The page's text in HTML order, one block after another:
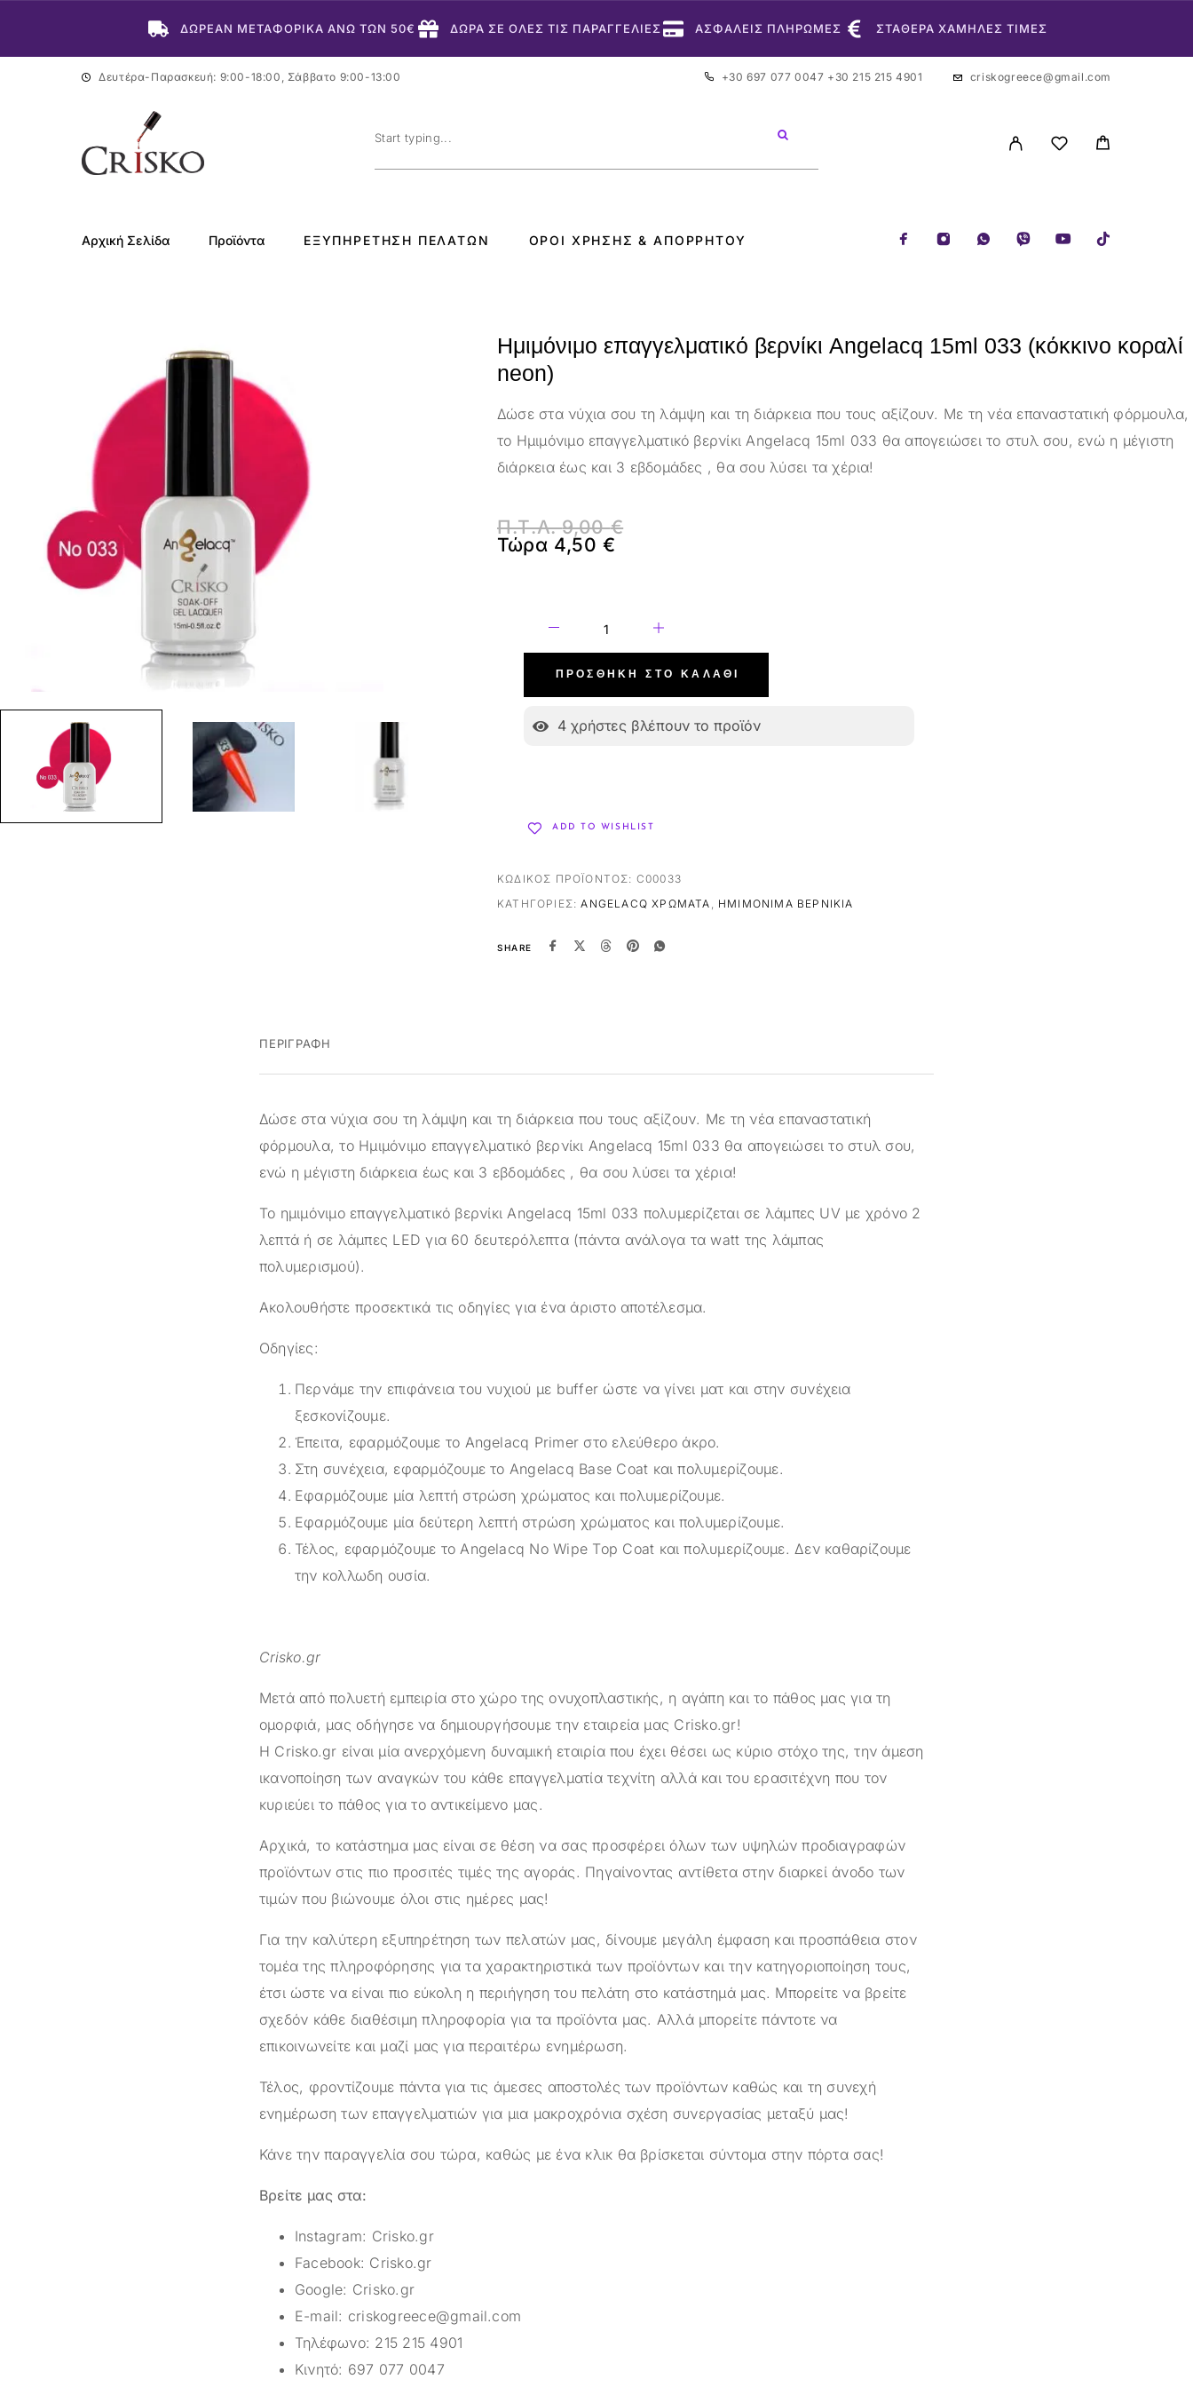
ΔΩΡΕΑΝ ΜΕΤΑΦΟΡΙΚΑ ΑΝΩ ΤΩΝ 50€ ΔΩΡΑ ΣΕ ΟΛΕΣ ΤΙΣ ΠΑΡΑΓΓΕΛΙΕΣ ΑΣΦΑΛΕΙΣ ΠΛΗΡΩΜΕΣ ΣΤΑΘΕΡΑ ΧΑΜΗΛΕΣ ΤΙΜΕΣ
Δευτέρα-Παρασκευή: 9:00-18:00, Σάββατο 9:00-13:00 +30 697 077 0047 +30 215 215 4901 criskogreece@gmail.com
Αρχική Σελίδα Προϊόντα ΕΞΥΠΗΡΈΤΗΣΗ ΠΕΛΑΤΏΝ ΌΡΟΙ ΧΡΉΣΗΣ & ΑΠΟΡΡΉΤΟΥ
Ημιμόνιμο επαγγελματικό βερνίκι Angelacq 15ml 033 (κόκκινο κοραλί
neon)
Δώσε στα νύχια σου τη λάμψη και τη διάρκεια που τους αξίζουν. Με τη νέα επαναστατική φόρμουλα,
το Ημιμόνιμο επαγγελματικό βερνίκι Angelacq 15ml 033 θα απογειώσει το στυλ σου, ενώ η μέγιστη
διάρκεια έως και 3 εβδομάδες , θα σου λύσει τα χέρια!
Π.Τ.Λ.9,00€
Τώρα 4,50€
ΠΡΟΣΘΉΚΗ ΣΤΟ ΚΑΛΆΘΙ
4 χρήστες βλέπουν το προϊόν
ADD TO WISHLIST
ΚΩΔΙΚΌΣ ΠΡΟΪΌΝΤΟΣ: C00033
ΚΑΤΗΓΟΡΊΕΣ:ANGELACQ ΧΡΏΜΑΤΑ , ΗΜΙΜΌΝΙΜΑ ΒΕΡΝΊΚΙΑ
SHARE
ΠΕΡΙΓΡΑΦΉ
Δώσε στα νύχια σου τη λάμψη και τη διάρκεια που τους αξίζουν. Με τη νέα επαναστατική
φόρμουλα, το Ημιμόνιμο επαγγελματικό βερνίκι Angelacq 15ml 033 θα απογειώσει το στυλ σου,
ενώ η μέγιστη διάρκεια έως και 3 εβδομάδες , θα σου λύσει τα χέρια!
Το ημιμόνιμο επαγγελματικό βερνίκι Angelacq 15ml 033 πολυμερίζεται σε λάμπες UV με χρόνο 2
λεπτά ή σε λάμπες LED για 60 δευτερόλεπτα (πάντα ανάλογα τα watt της λάμπας
πολυμερισμού).
Ακολουθήστε προσεκτικά τις οδηγίες για ένα άριστο αποτέλεσμα.
Οδηγίες:
Περνάμε την επιφάνεια του νυχιού με buffer ώστε να γίνει ματ και στην συνέχεια
ξεσκονίζουμε.
Έπειτα, εφαρμόζουμε το Angelacq Primer στο ελεύθερο άκρο.
Στη συνέχεια, εφαρμόζουμε το Angelacq Base Coat και πολυμερίζουμε.
Εφαρμόζουμε μία λεπτή στρώση χρώματος και πολυμερίζουμε.
Εφαρμόζουμε μία δεύτερη λεπτή στρώση χρώματος και πολυμερίζουμε.
Τέλος, εφαρμόζουμε το Angelacq Νο Wipe Top Coat και πολυμερίζουμε. Δεν καθαρίζουμε
την κολλωδη ουσία.
Crisko.gr
Μετά από πολυετή εμπειρία στο χώρο της ονυχοπλαστικής, η αγάπη και το πάθος μας για τη
ομορφιά, μας οδήγησε να δημιουργήσουμε την εταιρεία μας Crisko.gr!
Η Crisko.gr είναι μία ανερχόμενη δυναμική εταιρία που έχει θέσει ως κύριο στόχο της, την άμεση
ικανοποίηση των αναγκών του κάθε επαγγελματία τεχνίτη αλλά και του ερασιτέχνη που τον
κυριεύει το πάθος για το αντικείμενο μας.
Αρχικά, το κατάστημα μας είναι σε θέση να σας προσφέρει όλων των υψηλών προδιαγραφών
προϊόντων στις πιο προσιτές τιμές της αγοράς. Πηγαίνοντας αντίθετα στην διαρκεί άνοδο των
τιμών που βιώνουμε όλοι στις ημέρες μας!
Για την καλύτερη εξυπηρέτηση των πελατών μας, δίνουμε μεγάλη έμφαση και προσπάθεια στον
τομέα της πληροφόρησης για τα χαρακτηριστικά των προϊόντων και την κατηγοριοποίηση τους,
έτσι ώστε να είναι πιο εύκολη η περιήγηση του πελάτη στο κατάστημά μας. Μπορείτε να βρείτε
σχεδόν κάθε διαθέσιμη πληροφορία για τα προϊόντα μας. Αλλά μπορείτε πάντοτε να
επικοινωνείτε και μαζί μας για περαιτέρω ενημέρωση.
Τέλος, φροντίζουμε πάντα για τις άμεσες αποστολές των προϊόντων καθώς και τη συνεχή
ενημέρωση των επαγγελματιών για μια μακροχρόνια σχέση συνεργασίας μεταξύ μας!
Κάνε την παραγγελία σου τώρα, καθώς με ένα κλικ θα βρίσκεται σύντομα στην πόρτα σας!
Βρείτε μας στα:
Instagram: Crisko.gr
Facebook: Crisko.gr
Google: Crisko.gr
E-mail: criskogreece@gmail.com
Τηλέφωνο: 215 215 4901
Κινητό: 697 077 0047